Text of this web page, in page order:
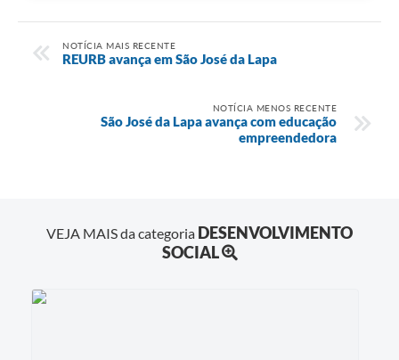
NOTÍCIA MAIS RECENTE
REURB avança em São José da Lapa
NOTÍCIA MENOS RECENTE
São José da Lapa avança com educação
empreendedora
VEJA MAIS da categoria DESENVOLVIMENTO
SOCIAL